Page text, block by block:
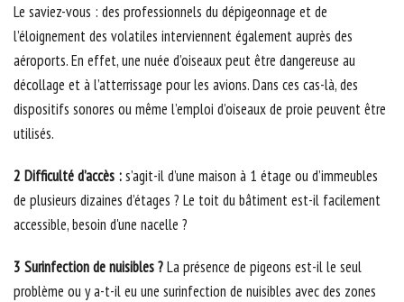
Le saviez-vous : des professionnels du dépigeonnage et de
l’éloignement des volatiles interviennent également auprès des
aéroports. En effet, une nuée d’oiseaux peut être dangereuse au
décollage et à l’atterrissage pour les avions. Dans ces cas-là, des
dispositifs sonores ou même l’emploi d’oiseaux de proie peuvent être
utilisés.
2 Difficulté d’accès :s’agit-il d’une maison à 1 étage ou d’immeubles
de plusieurs dizaines d’étages ? Le toit du bâtiment est-il facilement
accessible, besoin d'une nacelle ?
3 Surinfection de nuisibles ?La présence de pigeons est-il le seul
problème ou y a-t-il eu une surinfection de nuisibles avec des zones